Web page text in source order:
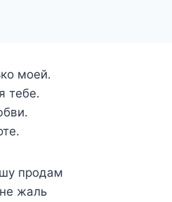
моей.
тебе.
продам
жаль